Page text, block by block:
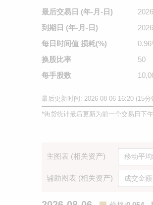
最后交易日 (年-月-日)
到期日 (年-月-日)
每日时间值 损耗(%)
换股比率
50
每手股数
最后更新时间: 2026-08-06 16:20 (15分
*街货统计最后更新为前一个交易日下
主图表 (相关资产)
辅助图表 (相关资产)